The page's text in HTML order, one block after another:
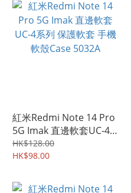
紅米Redmi Note 14 Pro
5G Imak 直邊軟套UC-4
系列 保護軟套 手機軟殼
Case 5032A
HK$128.00
HK$98.00